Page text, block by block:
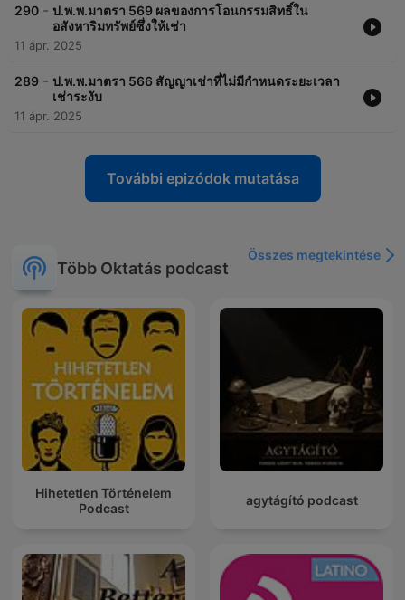
290 - ป.พ.พ.มาตรา 569 ผลของการโอนกรรมสิทธิ์ใน
อสังหาริมทรัพย์ซึ่งให้เช่า
11 ápr. 2025
289 - ป.พ.พ.มาตรา 566 สัญญาเช่าที่ไม่มีกำหนดระยะเวลา
เช่าระงับ
11 ápr. 2025
További epizódok mutatása
Több Oktatás podcast
Összes megtekintése
Hihetetlen Történelem
Podcast
agytágító podcast